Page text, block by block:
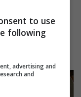
immergeteli
abbondante
to use
following
advertising and
and